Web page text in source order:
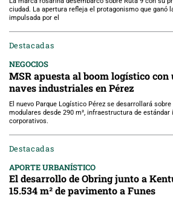
ciudad. La apertura refleja el protagonismo que ganó
impulsada por el
Destacadas
NEGOCIOS
MSR apuesta al boom logístico con
naves industriales en Pérez
El nuevo Parque Logístico Pérez se desarrollará
modulares desde 290 m², infraestructura de
corporativos.
Destacadas
APORTE URBANÍSTICO
El desarrollo de Obring junto a
15.534 m² de pavimento a Funes